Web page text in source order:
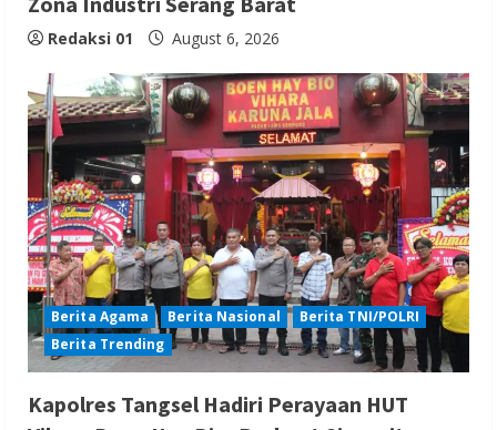
Redaksi 01 August 6, 2026
Berita Agama Berita Nasional
Berita TNI/POLRI
Berita Trending
Kapolres Tangsel Hadiri Perayaan HUT